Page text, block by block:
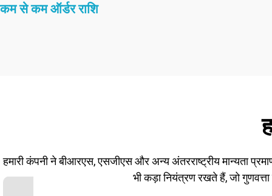
कम से कम ऑर्डर राशि
हमारी कंपनी ने बीआरएस, एसजीएस और अन्य अंतरराष्ट्रीय मान्यता
भी कड़ा नियंत्रण रखते हैं, जो